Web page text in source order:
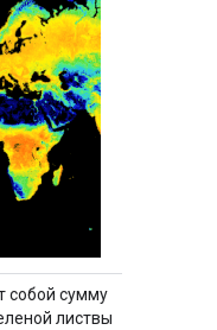
собой сумму
листвы